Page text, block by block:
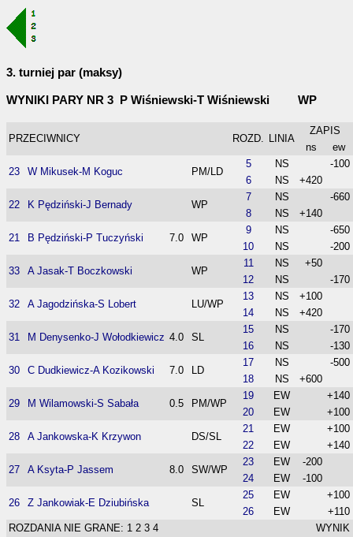
3. turniej par (maksy)
WYNIKI PARY NR 3 P Wiśniewski-T Wiśniewski WP
PRZECIWNICY ROZD. LINIA
ZAPIS
ns
ew
23 W Mikusek-M Koguc PM/LD
5 NS
-100
6
NS +420
22 K Pędziński-J Bernady WP
7 NS
-660
8
NS +140
21 B Pędziński-P Tuczyński 7.0 WP
9 NS
-650
10
NS -200
33 A Jasak-T Boczkowski WP
11 NS
+50
12
NS -170
32 A Jagodzińska-S Lobert LU/WP
13 NS
+100
14
NS +420
31 M Denysenko-J Wołodkiewicz 4.0 SL
15 NS
-170
16
NS -130
30 C Dudkiewicz-A Kozikowski 7.0 LD
17 NS
-500
18
NS +600
29 M Wilamowski-S Sabała 0.5 PM/WP
19 EW
+140
20
EW +100
28 A Jankowska-K Krzywon DS/SL
21 EW
+100
22
EW +140
27 A Ksyta-P Jassem 8.0 SW/WP
23 EW
-200
24
EW -100
26 Z Jankowiak-E Dziubińska SL
25 EW
+100
26
EW
+110
ROZDANIA NIE GRANE: 1 2 3 4
WYNIK